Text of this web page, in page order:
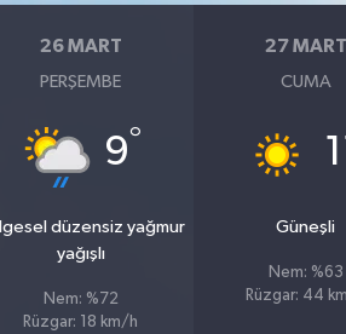
26 MART
PERŞEMBE
9°
düzensiz yağmur
yağışlı
Nem: %72
Rüzgar: 18 km/h
27 MART
CUMA
Güneşli
Nem: %63
Rüzgar: 44